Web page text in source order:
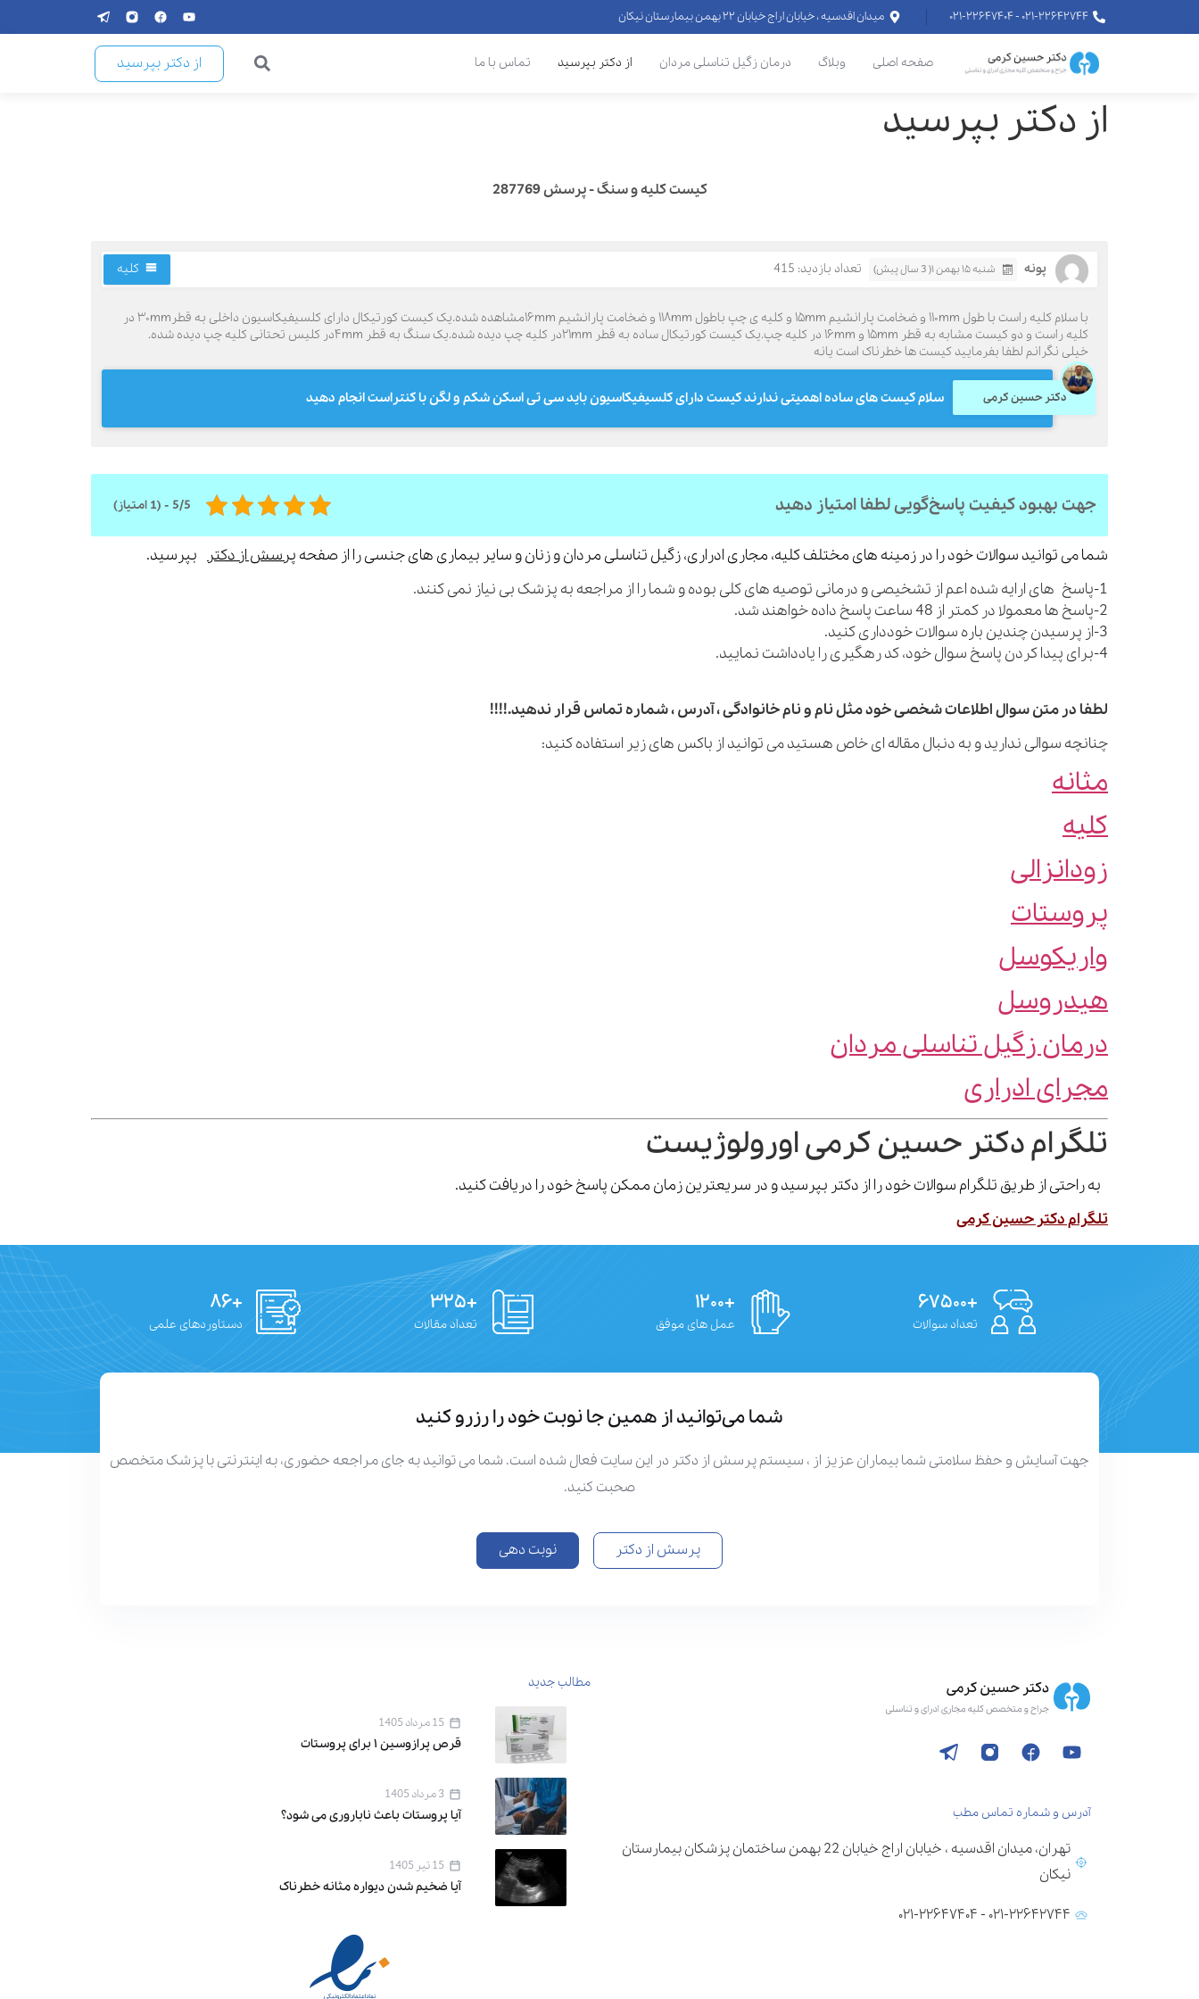
۰۲۱-۲۲۶۴۲۷۴۴ - ۰۲۱-۲۲۶۴۷۴۰۴ میدان اقدسیه ، خیابان اراج خیابان ۲۲ بهمن بیمارستان نیکان
صفحه اصلی وبلاگ درمان زگیل تناسلی مردان از دکتر بپرسید تماس با ما از دکتر بپرسید
از دکتر بپرسید
کیست کلیه و سنگ - پرسش 287769
پونه شنبه ۱۵ بهمن ۱( 3 سال پیش) تعداد بازدید: 415 کلیه
با سلام کلیه راست با طول ۱۱۰mm و ضخامت پارانشیم ۱۵mm و کلیه ی چپ باطول ۱۱۸mm و ضخامت پارانشیم ۱۶mmمشاهده شده.یک کیست کورتیکال دارای کلسیفیکاسیون داخلی به قطر۳۰mm در
کلیه راست و دو کیست مشابه به قطر ۱۵mm و ۱۶mm در کلیه چپ.یک کیست کورتیکال ساده به قطر ۲۱mmدر کلیه چپ دیده شده.یک سنگ به قطر ۴mmدر کلیس تحتانی کلیه چپ دیده شده.
خیلی نگرانم لطفا بفرمایید کیست ها خطرناک است یانه
دکتر حسین کرمی سلام کیست های ساده اهمیتی ندارند کیست دارای کلسیفیکاسیون باید سی تی اسکن شکم و لگن با کنتراست انجام دهید
جهت بهبود کیفیت پاسخ‌گویی لطفا امتیاز دهید 5/5 - (1 امتیاز)
شما می توانید سوالات خود را در زمینه های مختلف کلیه، مجاری ادراری، زگیل تناسلی مردان و زنان و سایر بیماری های جنسی را از صفحه پرسش از دکتر بپرسید.
1-پاسخ های ارایه شده اعم از تشخیصی و درمانی توصیه های کلی بوده و شما را از مراجعه به پزشک بی نیاز نمی کنند.
2-پاسخ ها معمولا در کمتر از 48 ساعت پاسخ داده خواهند شد.
3-از پرسیدن چندین باره سوالات خودداری کنید.
4-برای پیدا کردن پاسخ سوال خود، کد رهگیری را یادداشت نمایید.
لطفا در متن سوال اطلاعات شخصی خود مثل نام و نام خانوادگی ، آدرس ، شماره تماس قرار ندهید.!!!!
چنانچه سوالی ندارید و به دنبال مقاله ای خاص هستید می توانید از باکس های زیر استفاده کنید:
مثانه
کلیه
زودانزالی
پروستات
واریکوسل
هیدروسل
درمان زگیل تناسلی مردان
مجرای ادراری
تلگرام دکتر حسین کرمی اورولوژیست
به راحتی از طریق تلگرام سوالات خود را از دکتر بپرسید و در سریعترین زمان ممکن پاسخ خود را دریافت کنید.
تلگرام دکتر حسین کرمی
+۶۷۵۰۰
تعداد سوالات
+۱۲۰۰
عمل های موفق
+۳۲۵
تعداد مقالات
+۸۶
دستاوردهای علمی
شما می‌توانید از همین جا نوبت خود را رزرو کنید
جهت آسایش و حفظ سلامتی شما بیماران عزیز از ، سیستم پرسش از دکتر در این سایت فعال شده است. شما می توانید به جای مراجعه حضوری، به اینترنتی با پزشک متخصص
صحبت کنید.
پرسش از دکتر نوبت دهی
آدرس و شماره تماس مطب
تهران، میدان اقدسیه ، خیابان اراج خیابان 22 بهمن ساختمان پزشکان بیمارستان
نیکان
۰۲۱-۲۲۶۴۲۷۴۴ - ۰۲۱-۲۲۶۴۷۴۰۴
مطالب جدید
15 مرداد 1405
قرص پرازوسین ۱ برای پروستات
3 مرداد 1405
آیا پروستات باعث ناباروری می‌ شود؟
15 تیر 1405
آیا ضخیم شدن دیواره مثانه خطرناک